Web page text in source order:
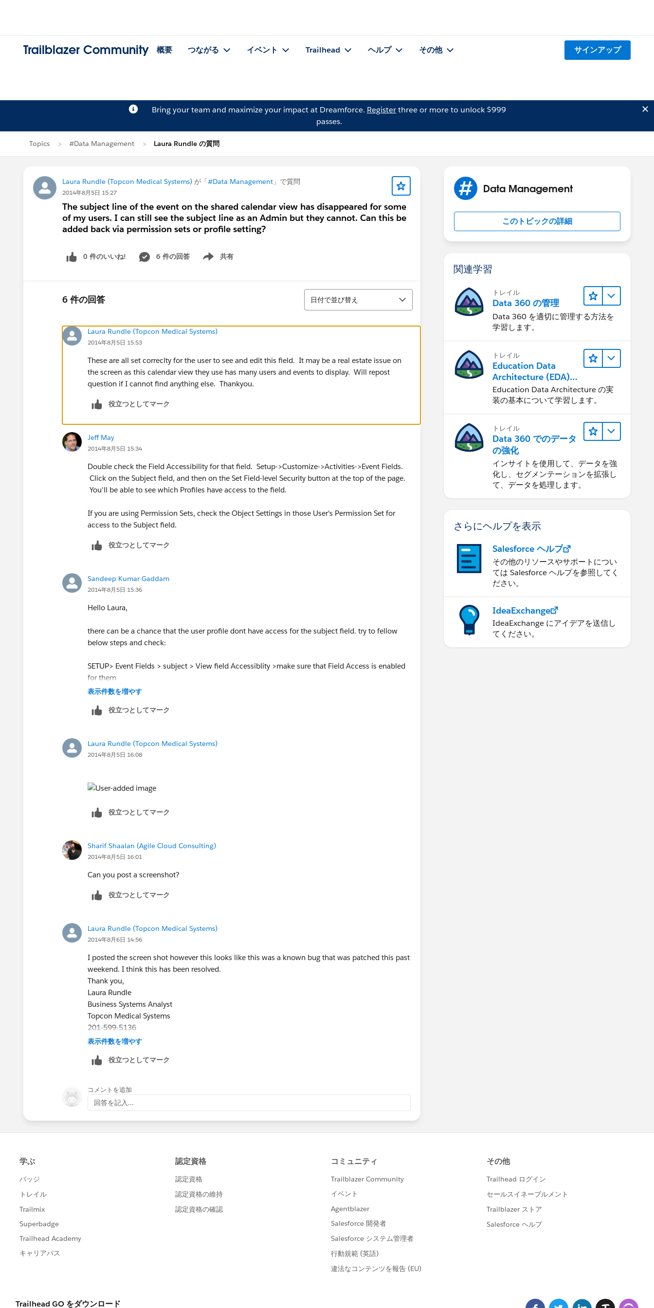
Trailblazer Community 概要 つながる イベント Trailhead ヘルプ その他 サインアップ
Bring your team and maximize your impact at Dreamforce. Registerthree or more to unlock $999
passes.
Topics #Data Management Laura Rundle の質問
Laura Rundle (Topcon Medical Systems) が「#Data Management 」で質問
2014年8月5日 15:27
The subject line of the event on the shared calendar view has disappeared for some
of my users. I can still see the subject line as an Admin but they cannot. Can this be
added back via permission sets or profile setting?
0 件のいいね! 6 件の回答 共有
Show menu
6 件の回答
並び替え
日付で並び替え
Laura Rundle (Topcon Medical Systems)
2014年8月5日 15:53
These are all set correclty for the user to see and edit this field. It may be a real estate issue on
the screen as this calendar view they use has many users and events to display. Will repost
question if I cannot find anything else. Thankyou.
役立つとしてマーク
Jeff May
2014年8月5日 15:34
Double check the Field Accessibility for that field. Setup->Customize->Activities->Event Fields.
Click on the Subject field, and then on the Set Field-level Security button at the top of the page.
You'll be able to see which Profiles have access to the field.
If you are using Permission Sets, check the Object Settings in those User's Permission Set for
access to the Subject field.
役立つとしてマーク
Sandeep Kumar Gaddam
2014年8月5日 15:36
Hello Laura,
there can be a chance that the user profile dont have access for the subject field. try to fellow
below steps and check:
SETUP> Event Fields > subject > View field Accessiblity >make sure that Field Access is enabled
for them
表示件数を増やす
役立つとしてマーク
Laura Rundle (Topcon Medical Systems)
2014年8月5日 16:08
役立つとしてマーク
Sharif Shaalan (Agile Cloud Consulting)
2014年8月5日 16:01
Can you post a screenshot?
役立つとしてマーク
Laura Rundle (Topcon Medical Systems)
2014年8月6日 14:56
I posted the screen shot however this looks like this was a known bug that was patched this past
weekend. I think this has been resolved.
Thank you,
Laura Rundle
Business Systems Analyst
Topcon Medical Systems
201-599-5136
表示件数を増やす
役立つとしてマーク
コメントを追加
回答を記入...
Data Management
このトピックの詳細
関連学習
トレイル
Data 360 の管理
Data 360 を適切に管理する方法を
学習します。
トレイル
Education Data
Architecture (EDA)
の管理
Education Data Architecture の実
装の基本について学習します。
トレイル
Data 360 でのデータ
の強化
インサイトを使用して、データを強
化し、セグメンテーションを拡張し
て、データを処理します。
さらにヘルプを表示
Salesforce ヘルプ
その他のリソースやサポートについ
ては Salesforce ヘルプを参照してく
ださい。
IdeaExchange
IdeaExchange にアイデアを送信し
てください。